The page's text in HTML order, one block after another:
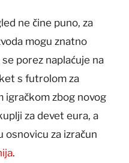
ne čine puno, za
mogu znatno
porez naplaćuje na
s futrolom za
igračkom zbog novog
za devet eura, a
osnovicu za izračun
.